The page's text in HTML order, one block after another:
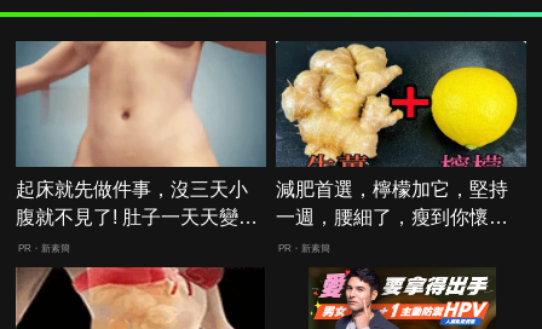
起床就先做件事，沒三天小
腹就不見了! 肚子一天天變
小！
PR・新素簡
減肥首選，檸檬加它，堅持
一週，腰細了，瘦到你懷疑
人生
PR・新素簡